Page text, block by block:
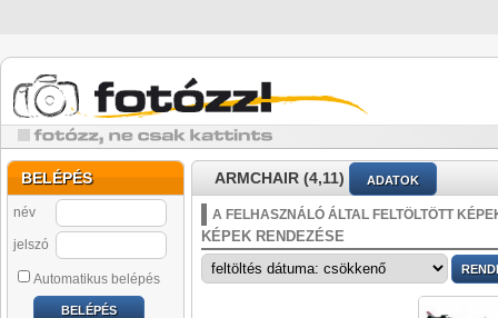
BELÉPÉS
név
jelszó
Automatikus belépés
ARMCHAIR (4,11) ADATOK
A FELHASZNÁLÓ ÁLTAL FELTÖLTÖTT
KÉPEK RENDEZÉSE